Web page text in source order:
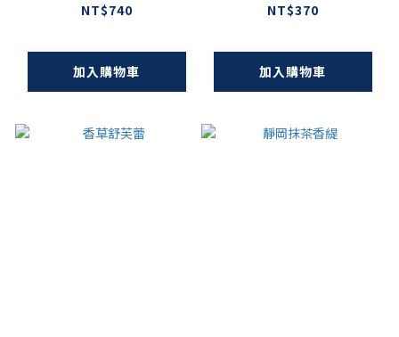
NT$740
加入購物車
NT$370
加入購物車